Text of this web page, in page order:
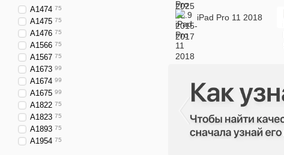
iPad Pro 11 2018
A1474 75
A1475 75
A1476 75
A1566 75
A1567 75
A1673 99
A1674 99
A1675 99
A1822 75
A1823 75
A1893 75
A1954 75